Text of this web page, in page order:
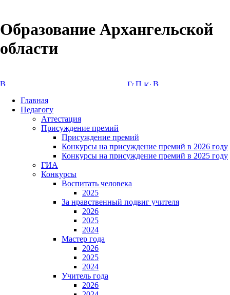
Образование Архангельской
области
Главная
Педагогу
Аттестация
Присуждение премий
Присуждение премий
Конкурсы на присуждение премий в 2026 году
Конкурсы на присуждение премий в 2025 году
ГИА
Конкурсы
Воспитать человека
2025
За нравственный подвиг учителя
2026
2025
2024
Мастер года
2026
2025
2024
Учитель года
2026